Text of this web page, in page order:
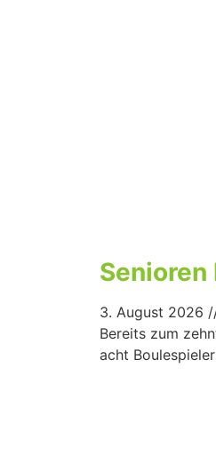
Senioren
3. August 2026
Bereits zum
acht